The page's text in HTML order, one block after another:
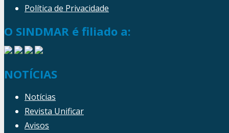
Política de Privacidade
O SINDMAR é filiado a:
NOTÍCIAS
Notícias
Revista Unificar
Avisos